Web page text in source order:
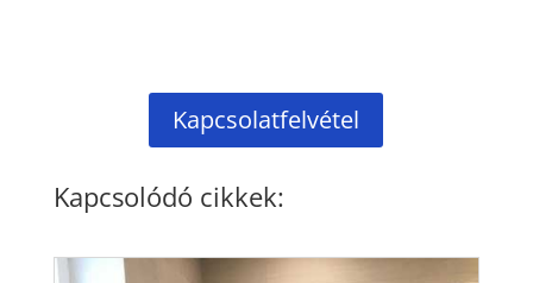
Kapcsolatfelvétel
Kapcsolódó cikkek: